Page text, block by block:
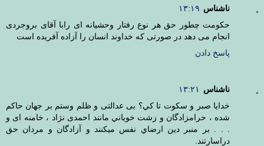
ناشناس ۱۳:۱۹
حکومت چطور حق هر نوع رفتار وحشیانه ای رابا آقای بروجردی
انجام می دهد در صورتی که خداوند انسان را آزاده آفریده است
پاسخ دادن
ناشناس
۱۳:۲۱
خدایا صبر و سكوت تا كي؟ بی عدالتی و ظلم وستم بر جهان حاکم
شده ، حرامزادگان و زشت خویاني مانند احمدی نژاد ، خامنه ای و
. . . بر منبر دين ارضاي نفس ميكنند و آزادگان و مردان حق
دراسارتند.